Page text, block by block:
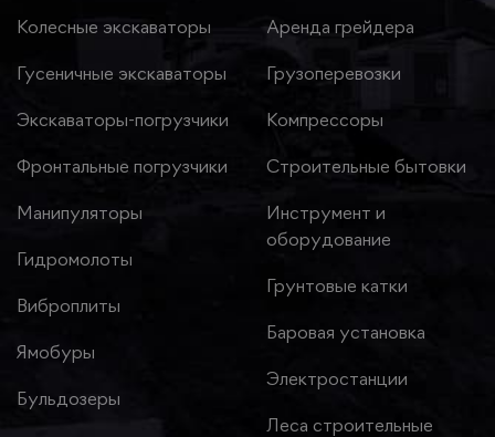
Колесные экскаваторы
Гусеничные экскаваторы
Экскаваторы-погрузчики
Фронтальные погрузчики
Манипуляторы
Гидромолоты
Виброплиты
Ямобуры
Бульдозеры
Аренда грейдера
Грузоперевозки
Компрессоры
Строительные бытовки
Инструмент и
оборудование
Грунтовые катки
Баровая установка
Электростанции
Леса строительные